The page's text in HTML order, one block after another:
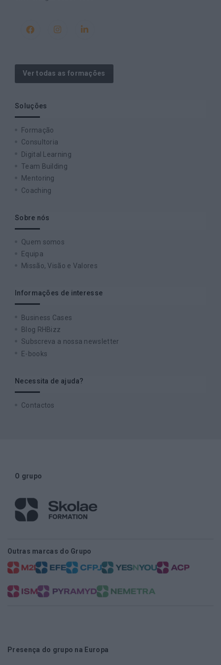
Ver todas as formações
Soluções
Formação
Consultoria
Digital Learning
Team Building
Mentoring
Coaching
Sobre nós
Quem somos
Equipa
Missão, Visão e Valores
Informações de interesse
Business Cases
Blog RHBizz
Subscreva a nossa newsletter
E-books
Necessita de ajuda?
Contactos
O grupo
Outras marcas do Grupo
Presença do grupo na Europa